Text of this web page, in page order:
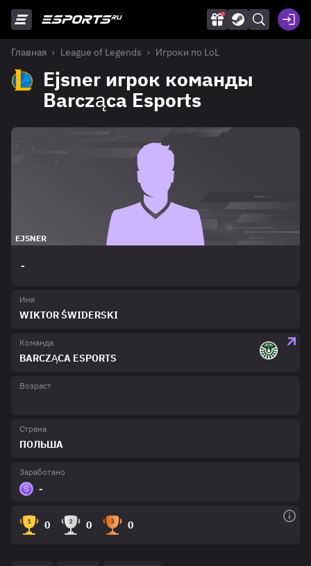
Главная League of Legends Игроки по LoL
Ejsner игрок команды
Barcząca Esports
EJSNER
-
Имя
WIKTOR ŚWIDERSKI
Команда
BARCZĄCA ESPORTS
Возраст
Страна
ПОЛЬША
Заработано
-
0 0 0